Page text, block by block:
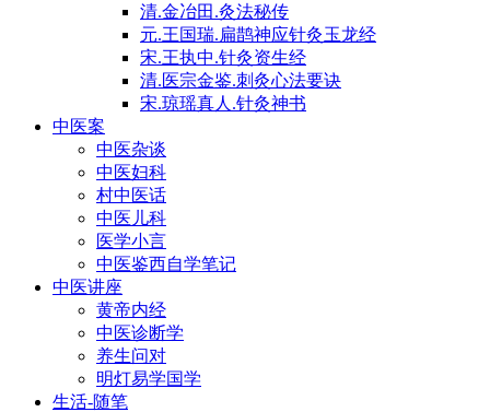
清.金冶田.灸法秘传
元.王国瑞.扁鹊神应针灸玉龙经
宋.王执中.针灸资生经
清.医宗金鉴.刺灸心法要诀
宋.琼瑶真人.针灸神书
中医案
中医杂谈
中医妇科
村中医话
中医儿科
医学小言
中医鉴西自学笔记
中医讲座
黄帝内经
中医诊断学
养生问对
明灯易学国学
生活-随笔